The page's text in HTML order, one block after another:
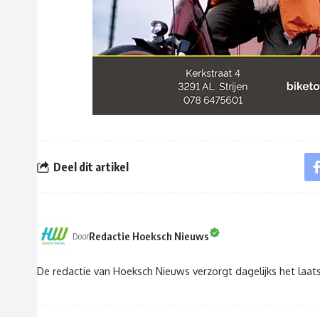
Deel dit artikel
DoorRedactie Hoeksch Nieuws
De redactie van Hoeksch Nieuws verzorgt dagelijks het